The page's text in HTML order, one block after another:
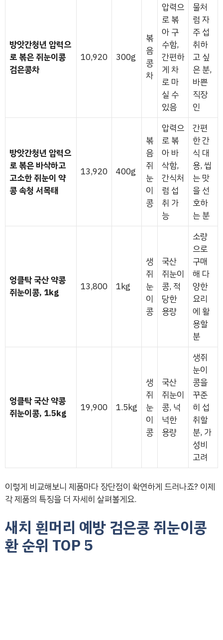
방앗간청년 압력으
로 볶은 쥐눈이콩
검은콩차
10,920 300g
볶
음
콩
차
압력으
로 볶
아 구
수함,
간편하
게 차
로 마
실 수
있음
물처
럼 자
주 섭
취하
고 싶
은 분,
바쁜
직장
인
방앗간청년 압력으
로 볶은 바삭하고
고소한 쥐눈이 약
콩 속청 서목태
13,920 400g
볶
음
쥐
눈
이
콩
압력으
로 볶
아 바
삭함,
간식처
럼 섭
취 가
능
간편
한 간
식 대
용, 씹
는 맛
을 선
호하
는 분
엉클탁 국산 약콩
쥐눈이콩, 1kg
13,800 1kg
생
쥐
눈
이
콩
국산
쥐눈이
콩, 적
당한
용량
소량
으로
구매
해 다
양한
요리
에 활
용할
분
엉클탁 국산 약콩
쥐눈이콩, 1.5kg
19,900 1.5kg
생
쥐
눈
이
콩
국산
쥐눈이
콩, 넉
넉한
용량
생쥐
눈이
콩을
꾸준
히 섭
취할
분, 가
성비
고려
이렇게 비교해보니 제품마다 장단점이 확연하게 드러나죠? 이제
각 제품의 특징을 더 자세히 살펴볼게요.
새치 흰머리 예방 검은콩 쥐눈이콩
환 순위 TOP 5